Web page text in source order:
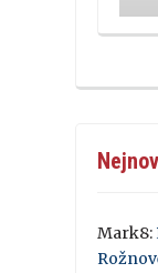
Mark8: